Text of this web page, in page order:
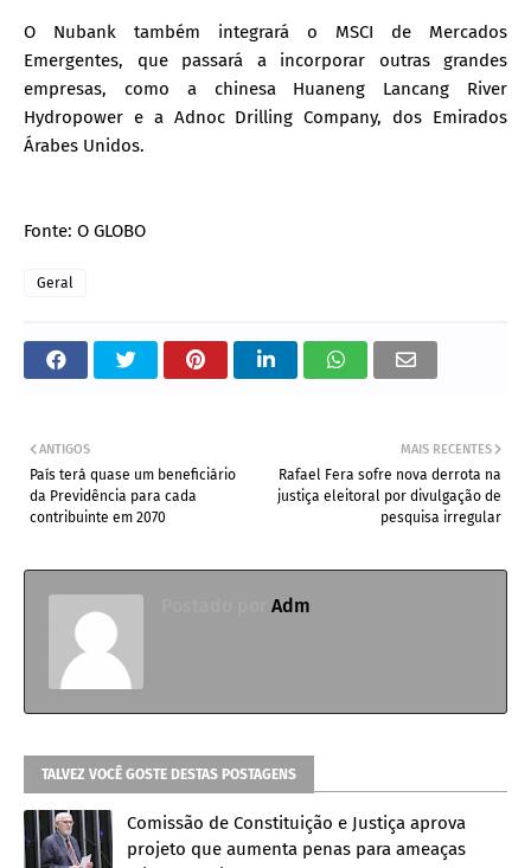
O Nubank também integrará o MSCI de Mercados
Emergentes, que passará a incorporar outras grandes
empresas, como a chinesa Huaneng Lancang River
Hydropower e a Adnoc Drilling Company, dos Emirados
Árabes Unidos.
Fonte: O GLOBO
Geral
MAIS RECENTES
Rafael Fera sofre nova derrota na
justiça eleitoral por divulgação de
pesquisa irregular
ANTIGOS
País terá quase um beneficiário
da Previdência para cada
contribuinte em 2070
Adm
TALVEZ VOCÊ GOSTE DESTAS POSTAGENS
Comissão de Constituição e Justiça aprova
projeto que aumenta penas para ameaças